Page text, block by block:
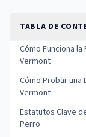
TABLA DE
Cómo Funciona
Vermont
Cómo Probar una
Vermont
Estatutos Clave
Perro